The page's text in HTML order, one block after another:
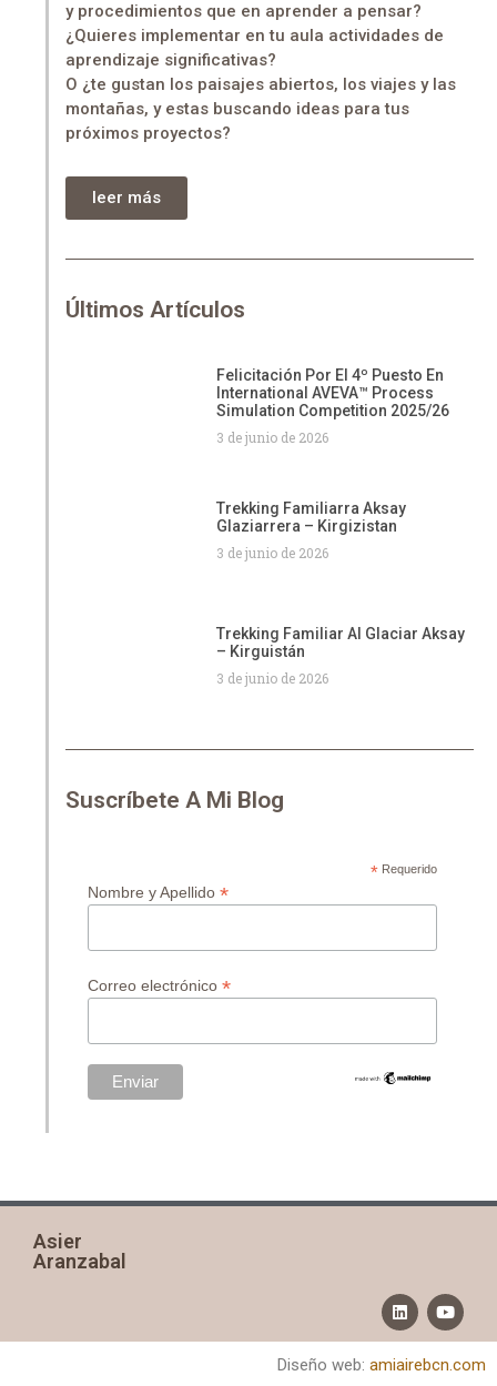
y procedimientos que en aprender a pensar?
¿Quieres implementar en tu aula actividades de
aprendizaje significativas?
O ¿te gustan los paisajes abiertos, los viajes y las
montañas, y estas buscando ideas para tus
próximos proyectos?
leer más
Últimos Artículos
Felicitación Por El 4º Puesto En
International AVEVA™ Process
Simulation Competition 2025/26
3 de junio de 2026
Trekking Familiarra Aksay
Glaziarrera – Kirgizistan
3 de junio de 2026
Trekking Familiar Al Glaciar Aksay
– Kirguistán
3 de junio de 2026
Suscríbete A Mi Blog
*Requerido
Nombre y Apellido *
Correo electrónico *
Asier
Aranzabal
Diseño web: amiairebcn.com